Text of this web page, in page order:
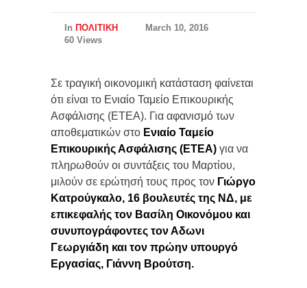
In ΠΟΛΙΤΙΚΗ
March 10, 2016
60 Views
Σε τραγική οικονομική κατάσταση φαίνεται
ότι είναι το Ενιαίο Ταμείο Επικουρικής
Ασφάλισης (ΕΤΕΑ). Για αφανισμό των
αποθεματικών στο Ενιαίο Ταμείο
Επικουρικής Ασφάλισης (ΕΤΕΑ) για να
πληρωθούν οι συντάξεις του Μαρτίου,
μιλούν σε ερώτησή τους προς τον Γιώργο
Κατρούγκαλο, 16 βουλευτές της ΝΔ, με
επικεφαλής τον Βασίλη Οικονόμου και
συνυπογράφοντες τον Αδωνι
Γεωργιάδη και τον πρώην υπουργό
Εργασίας, Γιάννη Βρούτση.